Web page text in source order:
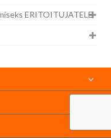
ERITOITUJATELE